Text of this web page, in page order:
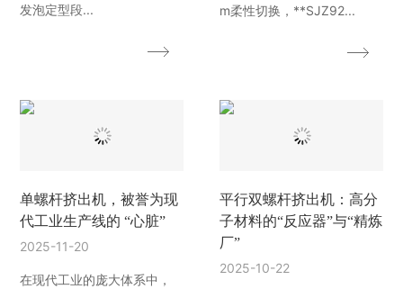
发泡定型段...
m柔性切换，**SJZ92...
单螺杆挤出机，被誉为现
代工业生产线的 “心脏”
2025-11-20
在现代工业的庞大体系中，
平行双螺杆挤出机：高分
子材料的“反应器”与“精炼
厂”
2025-10-22